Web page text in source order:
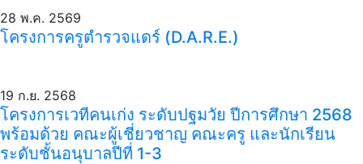
28 พ.ค. 2569
โครงการครูตำรวจแดร์ (D.A.R.E.)
19 ก.ย. 2568
โครงการเวทีคนเก่ง ระดับปฐมวัย ปีการศึกษา 2568
พร้อมด้วย คณะผู้เชี่ยวชาญ คณะครู และนักเรียน
ระดับชั้นอนุบาลปีที่ 1-3